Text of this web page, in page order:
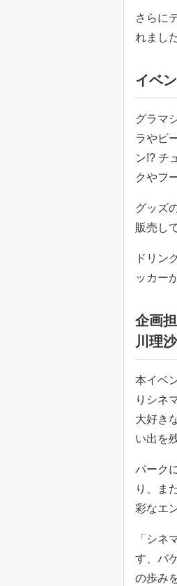
さらに
れまし
イベ
グラマ
ラやビ
ン!? チ
クやフ
グッズ
販売し
ドリン
ッカー
企画
川理
本イベ
りシネ
大好き
い出を
パーク
り、ま
彩なエ
「シネ
す、バ
の歩み